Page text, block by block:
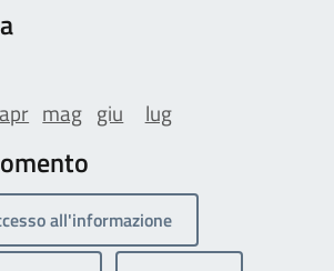
apr mag giu lug
all'informazione